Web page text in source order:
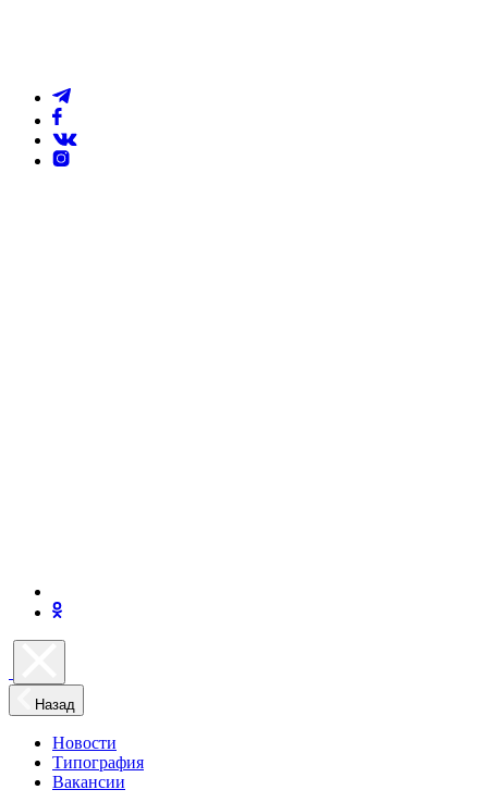
Назад
Новости
Типография
Вакансии